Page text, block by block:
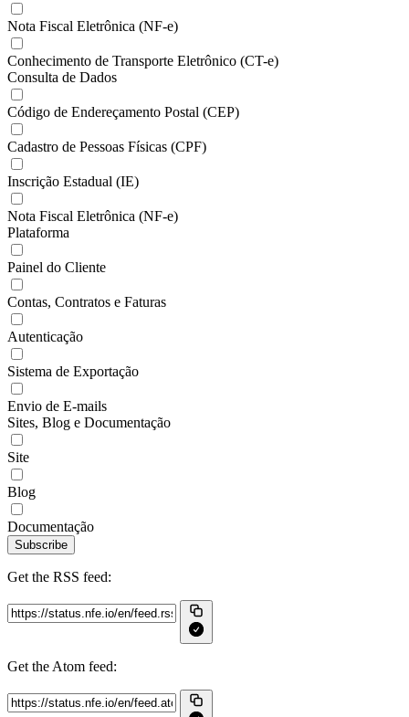
Nota Fiscal Eletrônica (NF-e)
Conhecimento de Transporte Eletrônico (CT-e)
Consulta de Dados
Código de Endereçamento Postal (CEP)
Cadastro de Pessoas Físicas (CPF)
Inscrição Estadual (IE)
Nota Fiscal Eletrônica (NF-e)
Plataforma
Painel do Cliente
Contas, Contratos e Faturas
Autenticação
Sistema de Exportação
Envio de E-mails
Sites, Blog e Documentação
Site
Blog
Documentação
Subscribe
Get the RSS feed:
Get the Atom feed: